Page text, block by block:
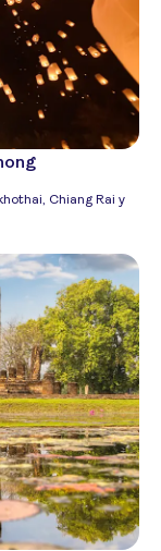
Chiang Rai y